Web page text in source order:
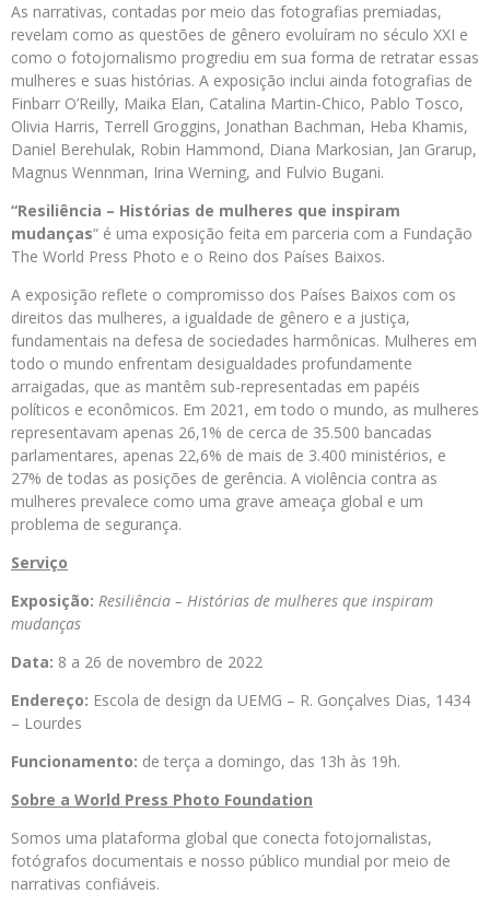
As narrativas, contadas por meio das fotografias premiadas,
revelam como as questões de gênero evoluíram no século XXI e
como o fotojornalismo progrediu em sua forma de retratar essas
mulheres e suas histórias. A exposição inclui ainda fotografias de
Finbarr O’Reilly, Maika Elan, Catalina Martin-Chico, Pablo Tosco,
Olivia Harris, Terrell Groggins, Jonathan Bachman, Heba Khamis,
Daniel Berehulak, Robin Hammond, Diana Markosian, Jan Grarup,
Magnus Wennman, Irina Werning, and Fulvio Bugani.
“Resiliência – Histórias de mulheres que inspiram
mudanças“ é uma exposição feita em parceria com a Fundação
The World Press Photo e o Reino dos Países Baixos.
A exposição reflete o compromisso dos Países Baixos com os
direitos das mulheres, a igualdade de gênero e a justiça,
fundamentais na defesa de sociedades harmônicas. Mulheres em
todo o mundo enfrentam desigualdades profundamente
arraigadas, que as mantêm sub-representadas em papéis
políticos e econômicos. Em 2021, em todo o mundo, as mulheres
representavam apenas 26,1% de cerca de 35.500 bancadas
parlamentares, apenas 22,6% de mais de 3.400 ministérios, e
27% de todas as posições de gerência. A violência contra as
mulheres prevalece como uma grave ameaça global e um
problema de segurança.
Serviço
Exposição: Resiliência – Histórias de mulheres que inspiram
mudanças
Data: 8 a 26 de novembro de 2022
Endereço: Escola de design da UEMG – R. Gonçalves Dias, 1434
– Lourdes
Funcionamento: de terça a domingo, das 13h às 19h.
Sobre a World Press Photo Foundation
Somos uma plataforma global que conecta fotojornalistas,
fotógrafos documentais e nosso público mundial por meio de
narrativas confiáveis.